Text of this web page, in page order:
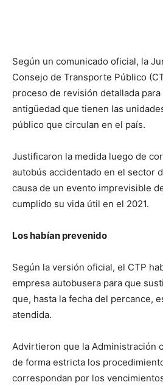
Según un comunicado oficial, la
Consejo de Transporte Público
proceso de revisión detallada
antigüedad que tienen las
público que circulan en el país.
Justificaron la medida luego de
autobús accidentado en el sector
causa de un evento imprevisible
cumplido su vida útil en el 2021.
Los habían prevenido
Según la versión oficial, el CTP
empresa autobusera para que
que, hasta la fecha del percance,
atendida.
Advirtieron que la Administración
de forma estricta los
correspondan por los